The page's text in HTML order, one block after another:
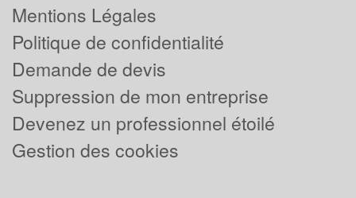
Mentions Légales
Politique de confidentialité
Demande de devis
Suppression de mon entreprise
Devenez un professionnel étoilé
Gestion des cookies